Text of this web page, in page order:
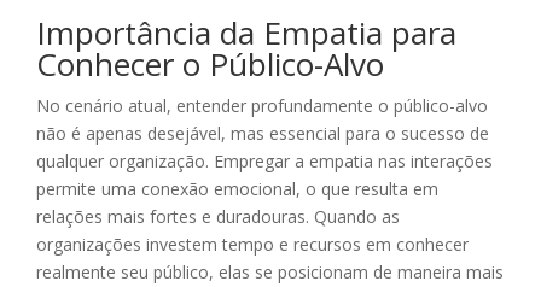
Importância da Empatia para
Conhecer o Público-Alvo
No cenário atual, entender profundamente o público-alvo
não é apenas desejável, mas essencial para o sucesso de
qualquer organização. Empregar a empatia nas interações
permite uma conexão emocional, o que resulta em
relações mais fortes e duradouras. Quando as
organizações investem tempo e recursos em conhecer
realmente seu público, elas se posicionam de maneira mais